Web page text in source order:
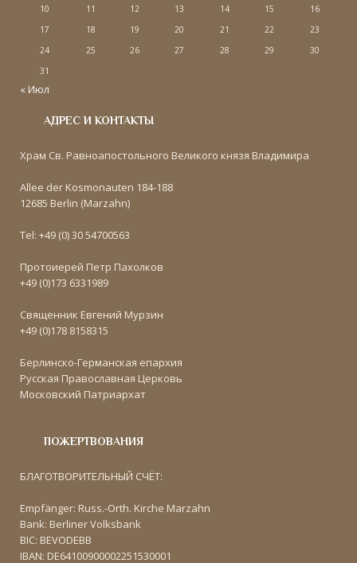
10
11 12 13 14 15
16
17
18 19 20 21 22
23
24
25 26 27 28 29
30
31
« Июл
АДРЕС И КОНТАКТЫ
Храм Св. Равноапостольного Великого князя Владимира
Allee der Kosmonauten 184-188
12685 Berlin (Marzahn)
Tel: +49 (0) 30 54700563
Протоиерей Петр Пахолков
+49 (0)173 6331989
Священник Евгений Мурзин
+49 (0)178 8158315
Берлинско-Германская епархия
Русская Православная Церковь
Московский Патриархат
ПОЖЕРТВОВАНИЯ
БЛАГОТВОРИТЕЛЬНЫЙ СЧЁТ:
Empfänger: Russ.-Orth. Kirche Marzahn
Bank: Berliner Volksbank
BIC: BEVODEBB
IBAN: DE64100900002251530001